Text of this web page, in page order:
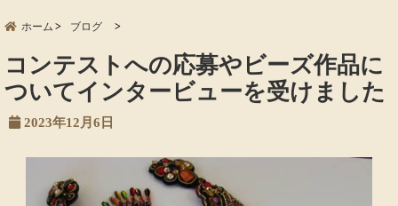
ホーム ブログ
コンテストへの応募やビーズ作品に
ついてインタービューを受けました
2023年12月6日